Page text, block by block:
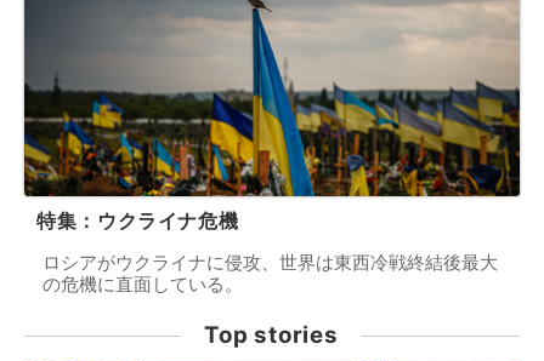
特集：ウクライナ危機
ロシアがウクライナに侵攻、世界は東西冷戦終結後最大
の危機に直面している。
Top stories